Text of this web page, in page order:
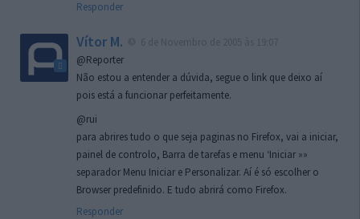
Responder
Vítor M.
@Reporter
Não estou a entender a dúvida, segue o link que deixo aí
pois está a funcionar perfeitamente.
@rui
para abrires tudo o que seja paginas no Firefox, vai a iniciar,
painel de controlo, Barra de tarefas e menu ‘Iniciar »»
separador Menu Iniciar e Personalizar. Aí é só escolher o
Browser predefinido. E tudo abrirá como Firefox.
Responder